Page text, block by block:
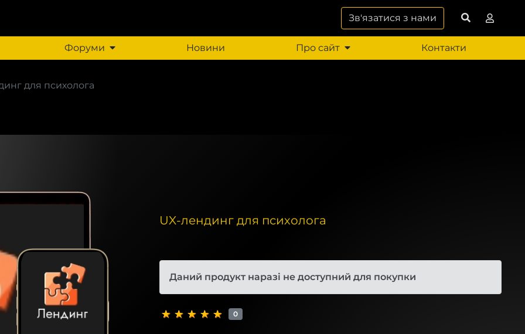
Зв'язатися з нами
Форуми Новини Про сайт Контакти
для психолога
UX-лендинг для психолога
Даний продукт наразі не доступний для покупки
0